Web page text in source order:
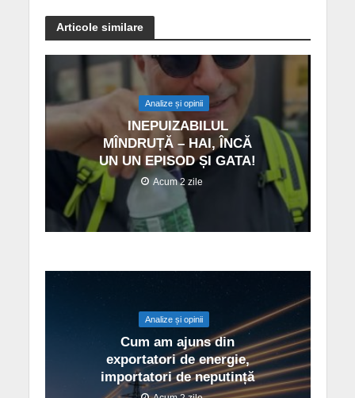
Articole similare
Analize și opinii
INEPUIZABILUL
MÎNDRUȚĂ – HAI, ÎNCĂ
UN UN EPISOD ȘI GATA!
Acum 2 zile
Analize și opinii
Cum am ajuns din
exportatori de energie,
importatori de neputință